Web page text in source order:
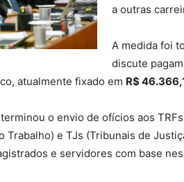
a outras
A medida foi
discute
atualmente fixado em R$
o envio de ofícios aos
Trabalho) e TJs (Tribunais de
e servidores com base